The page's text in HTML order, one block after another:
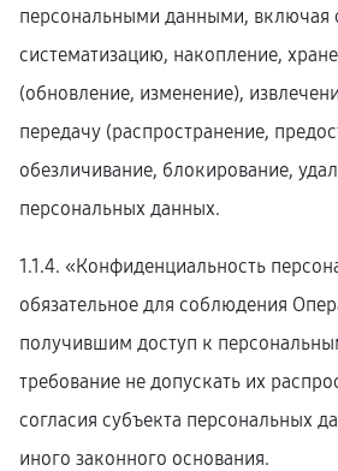
персональными данными, включая
систематизацию, накопление,
(обновление, изменение),
передачу (распространение,
обезличивание, блокирование,
персональных данных.
1.1.4. «Конфиденциальность
обязательное для соблюдения
получившим доступ к
требование не допускать их
согласия субъекта персональных
иного законного основания.